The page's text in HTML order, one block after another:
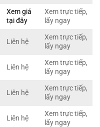
Xem giá
tại đây
Xem trực tiếp,
lấy ngay
Liên hệ
Xem trực tiếp,
lấy ngay
Liên hệ
Xem trực tiếp,
lấy ngay
Liên hệ
Xem trực tiếp,
lấy ngay
Liên hệ
Xem trực tiếp,
lấy ngay